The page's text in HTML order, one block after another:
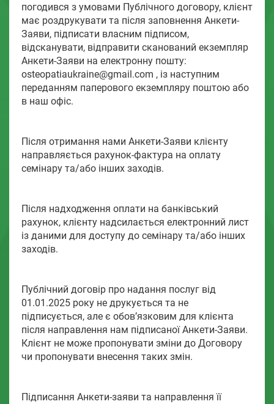
погодився з умовами Публічного договору, клієнт
має роздрукувати та після заповнення Анкети-
Заяви, підписати власним підписом,
відсканувати, відправити сканований екземпляр
Анкети-Заяви на електронну пошту:
osteopatiaukraine@gmail.com , із наступним
переданням паперового екземпляру поштою або
в наш офіс.
Після отримання нами Анкети-Заяви клієнту
направляється рахунок-фактура на оплату
семінару та/або інших заходів.
Після надходження оплати на банківський
рахунок, клієнту надсилається електронний лист
із даними для доступу до семінару та/або інших
заходів.
Публічний договір про надання послуг від
01.01.2025 року не друкується та не
підписується, але є обов’язковим для клієнта
після направлення нам підписаної Анкети-Заяви.
Клієнт не може пропонувати зміни до Договору
чи пропонувати внесення таких змін.
Підписання Анкети-заяви та направлення її